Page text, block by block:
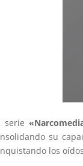
serie
su
los